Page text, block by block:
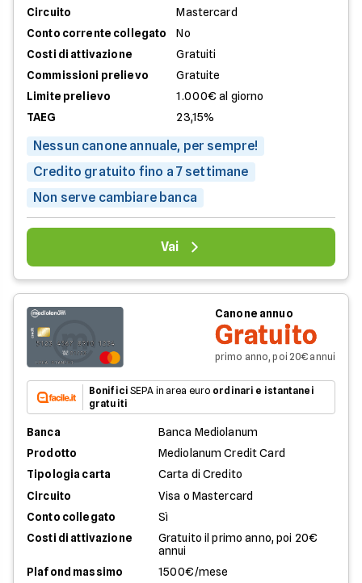
Circuito
Mastercard
Conto corrente collegato
No
Costi di attivazione
Gratuiti
Commissioni prelievo
Gratuite
Limite prelievo
1.000€ al giorno
TAEG
23,15%
Nessun canone annuale, per sempre!
Credito gratuito fino a 7 settimane
Non serve cambiare banca
Vai
Canone annuo
Gratuito
primo anno, poi 20€ annui
Bonifici SEPA in area euro ordinari e istantanei
gratuiti
Banca
Banca Mediolanum
Prodotto
Mediolanum Credit Card
Tipologia carta
Carta di Credito
Circuito
Visa o Mastercard
Conto collegato
Sì
Costi di attivazione
Gratuito il primo anno, poi 20€
annui
Plafond massimo
1500€/mese